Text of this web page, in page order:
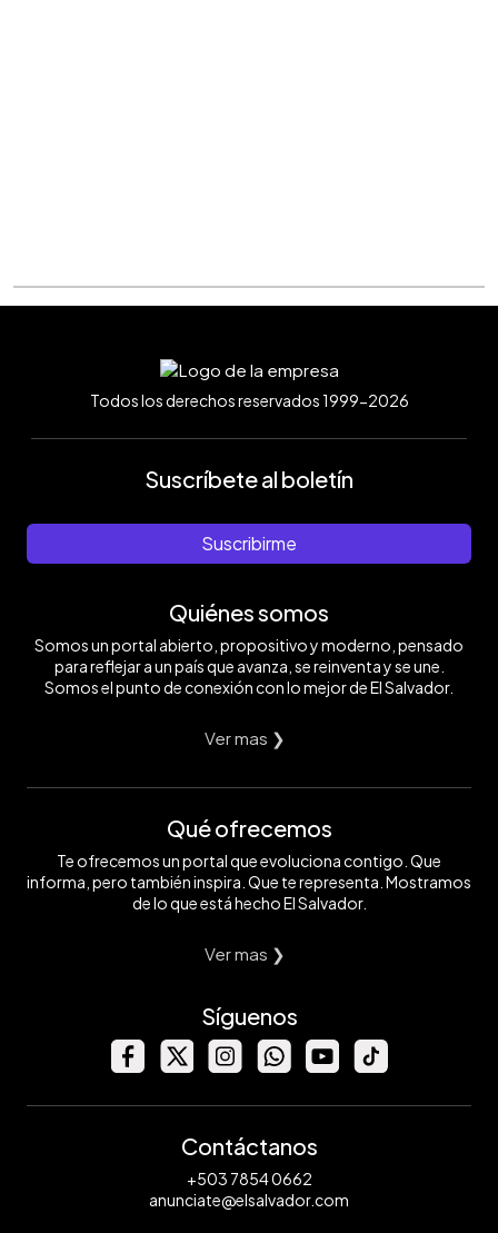
Todos los derechos reservados 1999-2026
Suscríbete al boletín
Suscribirme
Quiénes somos
Somos un portal abierto, propositivo y moderno, pensado
para reflejar a un país que avanza, se reinventa y se une.
Somos el punto de conexión con lo mejor de El Salvador.
Ver mas ❯
Qué ofrecemos
Te ofrecemos un portal que evoluciona contigo. Que
informa, pero también inspira. Que te representa. Mostramos
de lo que está hecho El Salvador.
Ver mas ❯
Síguenos
Contáctanos
+503 7854 0662
anunciate@elsalvador.com